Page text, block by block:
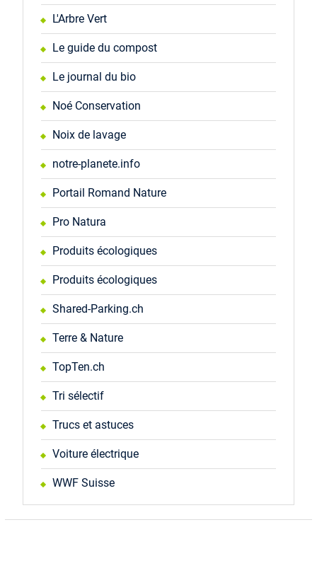
L'Arbre Vert
Le guide du compost
Le journal du bio
Noé Conservation
Noix de lavage
notre-planete.info
Portail Romand Nature
Pro Natura
Produits écologiques
Produits écologiques
Shared-Parking.ch
Terre & Nature
TopTen.ch
Tri sélectif
Trucs et astuces
Voiture électrique
WWF Suisse